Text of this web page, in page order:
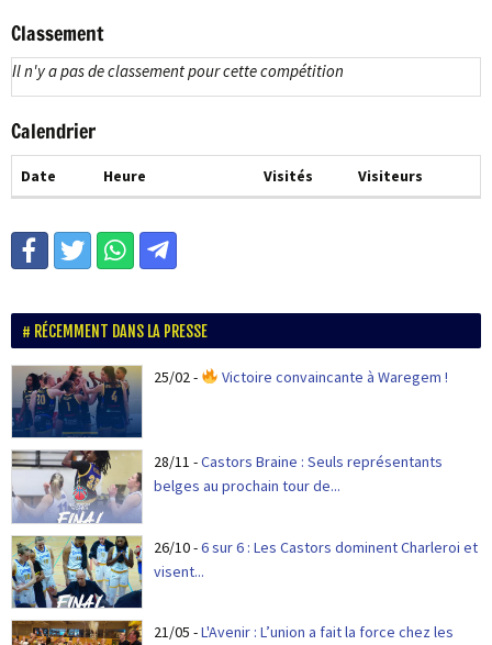
Classement
Il n'y a pas de classement pour cette compétition
Calendrier
Date Heure Visités Visiteurs
RÉCEMMENT DANS LA PRESSE
25/02- Victoire convaincante à Waregem !
28/11 -Castors Braine : Seuls représentants
belges au prochain tour de...
26/10-6 sur 6 : Les Castors dominent Charleroi et
visent...
21/05 -L'Avenir : L’union a fait la force chez les